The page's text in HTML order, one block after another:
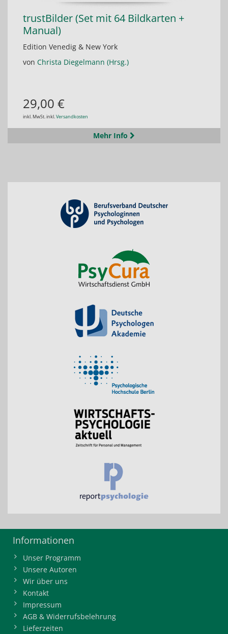
trustBilder (Set mit 64 Bildkarten +
Manual)
Edition Venedig & New York
von Christa Diegelmann (Hrsg.)
29,00 €
inkl. MwSt. inkl.Versandkosten
Mehr Info
Informationen
Unser Programm
Unsere Autoren
Wir über uns
Kontakt
Impressum
AGB & Widerrufsbelehrung
Lieferzeiten